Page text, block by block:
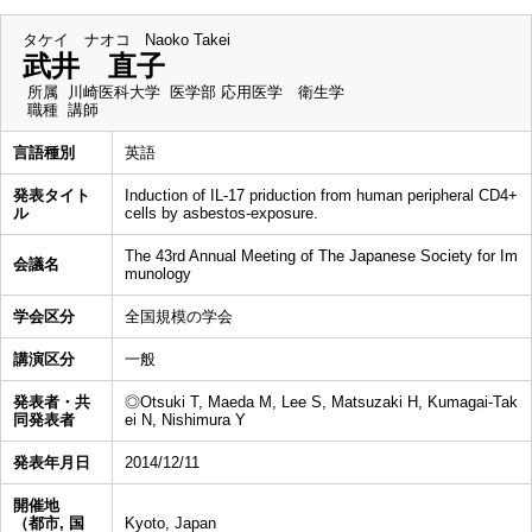
タケイ ナオコ Naoko Takei
武井 直子
所属
川崎医科大学 医学部 応用医学 衛生学
職種 講師
言語種別 英語
発表タイト
ル
Induction of IL-17 priduction from human peripheral CD4+
cells by asbestos-exposure.
会議名
The 43rd Annual Meeting of The Japanese Society for Im
munology
学会区分 全国規模の学会
講演区分 一般
発表者・共
同発表者
◎Otsuki T, Maeda M, Lee S, Matsuzaki H, Kumagai-Tak
ei N, Nishimura Y
発表年月日 2014/12/11
開催地
（都市, 国
Kyoto, Japan